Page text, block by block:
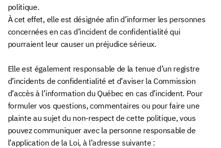
politique.
À cet effet, elle est désignée afin d’informer les personnes
concernées en cas d’incident de confidentialité qui
pourraient leur causer un préjudice sérieux.
Elle est également responsable de la tenue d’un registre
d’incidents de confidentialité et d’aviser la Commission
d’accès à l’information du Québec en cas d’incident. Pour
formuler vos questions, commentaires ou pour faire une
plainte au sujet du non-respect de cette politique, vous
pouvez communiquer avec la personne responsable de
l’application de la Loi, à l’adresse suivante :